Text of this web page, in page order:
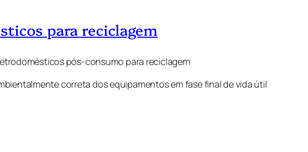
para reciclagem
pós-consumo para reciclagem
correta dos equipamentos em fase final de vida útil